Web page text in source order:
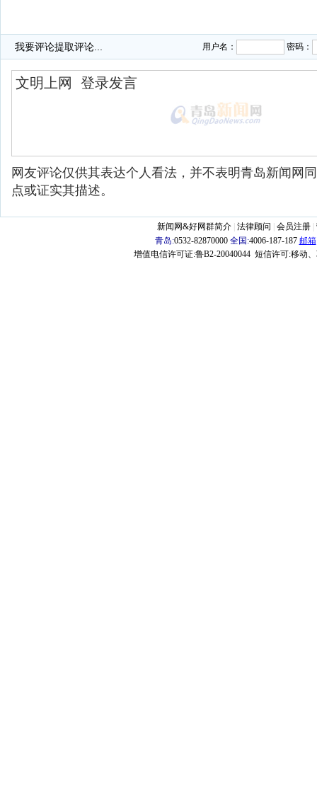
我要评论提取评论... 用户名： 密码：
网友评论仅供其表达个人看法，并不表明青岛新闻网
点或证实其描述。